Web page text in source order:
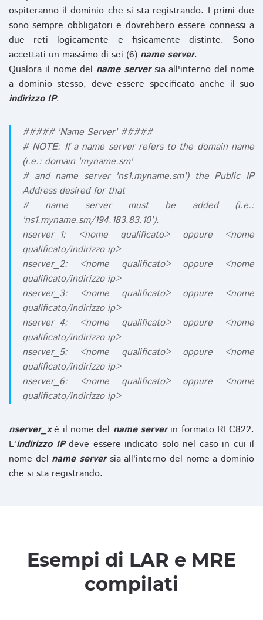
ospiteranno il dominio che si sta registrando. I primi due
sono sempre obbligatori e dovrebbero essere connessi a
due reti logicamente e fisicamente distinte. Sono
accettati un massimo di sei (6) name server.
Qualora il nome del name serversia all'interno del nome
a dominio stesso, deve essere specificato anche il suo
indirizzo IP.
##### 'Name Server' #####
# NOTE: If a name server refers to the domain name
(i.e.: domain 'myname.sm'
# and name server 'ns1.myname.sm') the Public IP
Address desired for that
# name server must be added (i.e.:
'ns1.myname.sm/194.183.83.10').
nserver_1: <nome qualificato> oppure <nome
qualificato/indirizzo ip>
nserver_2: <nome qualificato> oppure <nome
qualificato/indirizzo ip>
nserver_3: <nome qualificato> oppure <nome
qualificato/indirizzo ip>
nserver_4: <nome qualificato> oppure <nome
qualificato/indirizzo ip>
nserver_5: <nome qualificato> oppure <nome
qualificato/indirizzo ip>
nserver_6: <nome qualificato> oppure <nome
qualificato/indirizzo ip>
nserver_xè il nome del name serverin formato RFC822.
L'indirizzo IPdeve essere indicato solo nel caso in cui il
nome del name serversia all'interno del nome a dominio
che si sta registrando.
Esempi di LAR e MRE
compilati